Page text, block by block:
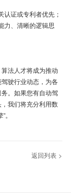
证或专利者优先；
力、清晰的逻辑思
法人才将成为推动
驶行业动态，为各
。如果您有自动驾
我们将充分利用数
返回列表 >